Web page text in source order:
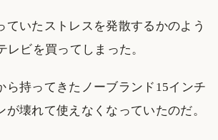
ていたストレスを発散するかのよう
レビを買ってしまった。
ら持ってきたノーブランド15インチ
が壊れて使えなくなっていたのだ。